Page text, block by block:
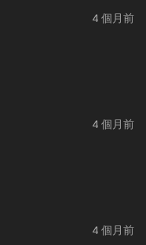
4 個月前
4 個月前
4 個月前